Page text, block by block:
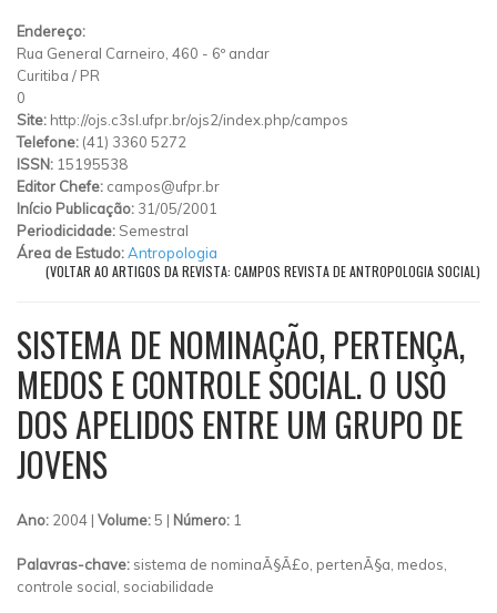
Endereço:
Rua General Carneiro, 460 - 6º andar
Curitiba / PR
0
Site: http://ojs.c3sl.ufpr.br/ojs2/index.php/campos
Telefone: (41) 3360 5272
ISSN: 15195538
Editor Chefe: campos@ufpr.br
Início Publicação: 31/05/2001
Periodicidade: Semestral
Área de Estudo:Antropologia
(VOLTAR AO ARTIGOS DA REVISTA: CAMPOS REVISTA DE ANTROPOLOGIA SOCIAL)
SISTEMA DE NOMINAÇÃO, PERTENÇA,
MEDOS E CONTROLE SOCIAL. O USO
DOS APELIDOS ENTRE UM GRUPO DE
JOVENS
Ano: 2004 | Volume:5 | Número: 1
Palavras-chave: sistema de nominaÃ§Ã£o, pertenÃ§a, medos,
controle social, sociabilidade